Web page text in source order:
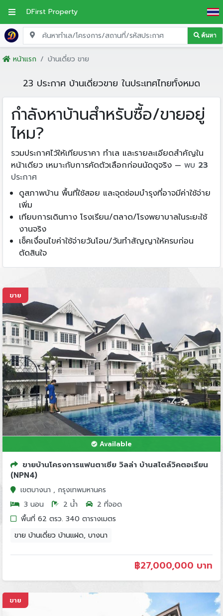
DFirst Property
ค้นหา
หน้าแรก บ้านเดี่ยว ขาย
23 ประกาศ บ้านเดี่ยวขาย ในประเทศไทยทั้งหมด
กำลังหาบ้านสำหรับซื้อ/ขายอยู่
ไหม?
รวมประกาศไว้ให้เทียบราคา ทำเล และรายละเอียดสำคัญใน
หน้าเดียว เหมาะกับการคัดตัวเลือกก่อนนัดดูจริง — พบ 23
ประกาศ
ดูสภาพบ้าน พื้นที่ใช้สอย และจุดซ่อมบำรุงที่อาจมีค่าใช้จ่าย
เพิ่ม
เทียบการเดินทาง โรงเรียน/ตลาด/โรงพยาบาลในระยะใช้
งานจริง
เช็คเงื่อนไขค่าใช้จ่ายวันโอน/วันทำสัญญาให้ครบก่อน
ตัดสินใจ
ขาย
Available
ขายบ้านโครงการแฟนตาเซีย วิลล่า บ้านสไตล์วิคตอเรียน
(NPN4)
เขตบางนา , กรุงเทพมหานคร
3 นอน
2 น้ำ
2 ที่จอด
พื้นที่ 62 ตรว. 340 ตารางเมตร
ขาย บ้านเดี่ยว บ้านแฝด, บางนา
฿27,000,000 บาท
ขาย